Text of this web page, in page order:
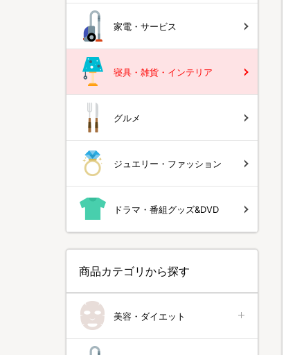
家電・サービス
寝具・雑貨・インテリア
グルメ
ジュエリー・ファッション
ドラマ・番組グッズ&DVD
商品カテゴリから探す
美容・ダイエット